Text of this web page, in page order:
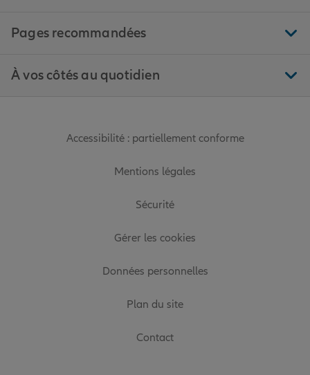
Pages recommandées
À vos côtés au quotidien
Accessibilité : partiellement conforme
Mentions légales
Sécurité
Gérer les cookies
Données personnelles
Plan du site
Contact